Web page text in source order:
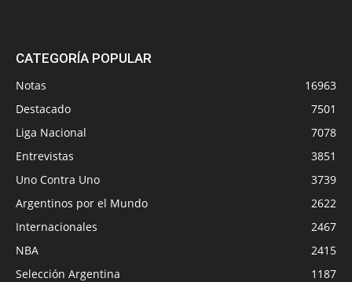
CATEGORÍA POPULAR
Notas
16963
Destacado
7501
Liga Nacional
7078
Entrevistas
3851
Uno Contra Uno
3739
Argentinos por el Mundo
2622
Internacionales
2467
NBA
2415
Selección Argentina
1187